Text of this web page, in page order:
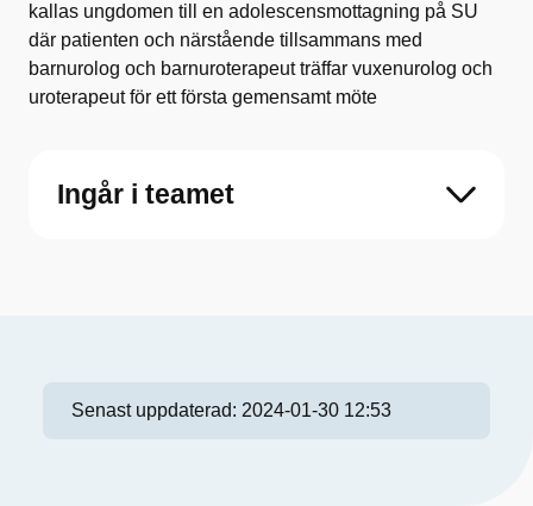
kallas ungdomen till en adolescensmottagning på SU
där patienten och närstående tillsammans med
barnurolog och barnuroterapeut träffar vuxenurolog och
uroterapeut för ett första gemensamt möte
Ingår i teamet
Senast uppdaterad: 2024-01-30 12:53